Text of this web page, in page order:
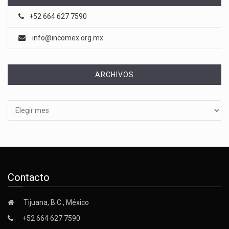
+52 664 627 7590
info@incomex.org.mx
ARCHIVOS
Contacto
Tijuana, B.C., México
+52 664 627 7590